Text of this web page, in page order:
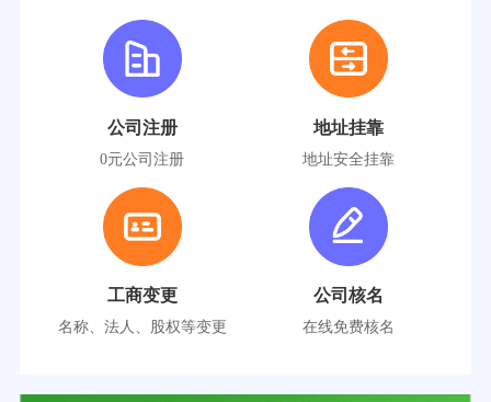
公司注册
0元公司注册
地址挂靠
地址安全挂靠
工商变更
名称、法人、股权等变更
公司核名
在线免费核名